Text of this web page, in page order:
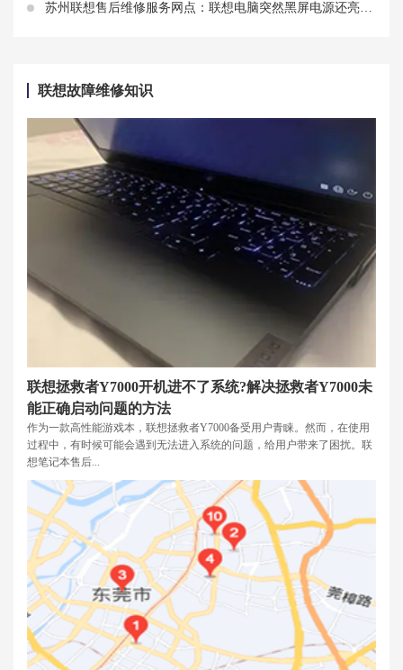
苏州联想售后维修服务网点：联想电脑突然黑屏电源还亮故障分析
联想故障维修知识
联想拯救者Y7000开机进不了系统?解决拯救者Y7000未
能正确启动问题的方法
作为一款高性能游戏本，联想拯救者Y7000备受用户青睐。然而，在使用
过程中，有时候可能会遇到无法进入系统的问题，给用户带来了困扰。联
想笔记本售后...